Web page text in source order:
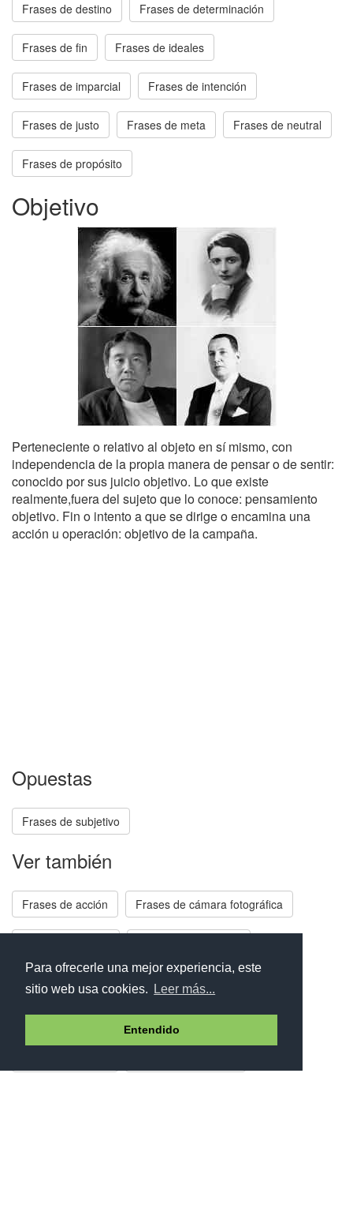
Para ofrecerle una mejor experiencia, este
sitio web usa cookies.
Leer más...
Entendido
Frases de destino Frases de determinación
Frases de fin Frases de ideales
Frases de imparcial Frases de intención
Frases de justo Frases de meta Frases de neutral
Frases de propósito
Objetivo
Perteneciente o relativo al objeto en sí mismo, con
independencia de la propia manera de pensar o de sentir:
conocido por sus juicio objetivo. Lo que existe
realmente,fuera del sujeto que lo conoce: pensamiento
objetivo. Fin o intento a que se dirige o encamina una
acción u operación: objetivo de la campaña.
Opuestas
Frases de subjetivo
Ver también
Frases de acción Frases de cámara fotográfica
Frases de liderazgo Frases de militar